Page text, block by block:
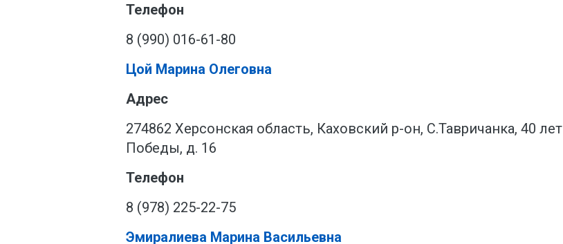
Телефон
8 (990) 016-61-80
Цой Марина Олеговна
Адрес
274862 Херсонская область, Каховский р-он, С.Тавричанка, 40 лет
Победы, д. 16
Телефон
8 (978) 225-22-75
Эмиралиева Марина Васильевна